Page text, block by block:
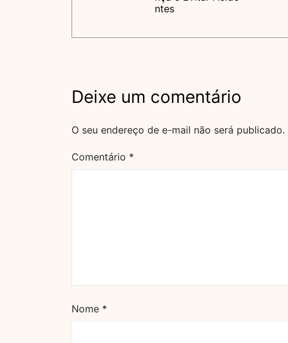
ntes
Deixe um comentário
O seu endereço de e-mail não será publicado.
Comentário *
Nome *